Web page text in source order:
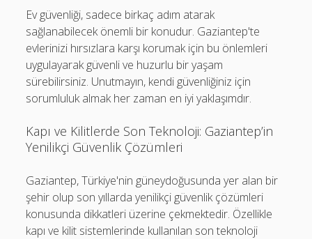
Ev güvenliği, sadece birkaç adım atarak
sağlanabilecek önemli bir konudur. Gaziantep'te
evlerinizi hırsızlara karşı korumak için bu önlemleri
uygulayarak güvenli ve huzurlu bir yaşam
sürebilirsiniz. Unutmayın, kendi güvenliğiniz için
sorumluluk almak her zaman en iyi yaklaşımdır.
Kapı ve Kilitlerde Son Teknoloji: Gaziantep’in
Yenilikçi Güvenlik Çözümleri
Gaziantep, Türkiye'nin güneydoğusunda yer alan bir
şehir olup son yıllarda yenilikçi güvenlik çözümleri
konusunda dikkatleri üzerine çekmektedir. Özellikle
kapı ve kilit sistemlerinde kullanılan son teknoloji